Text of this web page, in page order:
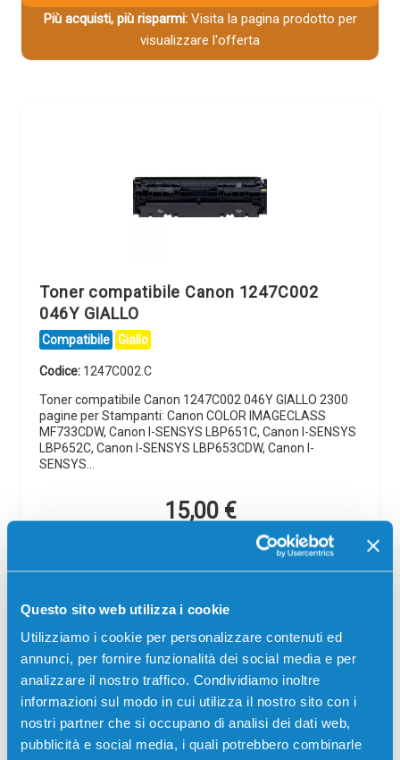
Questo sito web utilizza i cookie
Utilizziamo i cookie per personalizzare contenuti ed
annunci, per fornire funzionalità dei social media e per
analizzare il nostro traffico. Condividiamo inoltre
informazioni sul modo in cui utilizza il nostro sito con i
nostri partner che si occupano di analisi dei dati web,
pubblicità e social media, i quali potrebbero combinarle
Più acquisti, più risparmi:Visita la pagina prodotto per
visualizzare l'offerta
Toner compatibile Canon 1247C002
046Y GIALLO
Compatibile Giallo
Codice: 1247C002.C
Toner compatibile Canon 1247C002 046Y GIALLO 2300
pagine per Stampanti: Canon COLOR IMAGECLASS
MF733CDW, Canon I-SENSYS LBP651C, Canon I-SENSYS
LBP652C, Canon I-SENSYS LBP653CDW, Canon I-
SENSYS…
15,00 €
CONSEGNA IN 24/48 ORE
SCADE TRA:
00
giorni
10
ore
54
min sec
Più acquisti, più risparmi:Visita la pagina prodotto per
visualizzare l'offerta